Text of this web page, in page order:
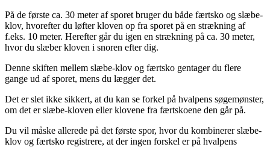
På de første ca. 30 meter af sporet bruger du både færtsko og slæbe-
klov, hvorefter du løfter kloven op fra sporet på en strækning af
f.eks. 10 meter. Herefter går du igen en strækning på ca. 30 meter,
hvor du slæber kloven i snoren efter dig.
Denne skiften mellem slæbe-klov og færtsko gentager du flere
gange ud af sporet, mens du lægger det.
Det er slet ikke sikkert, at du kan se forkel på hvalpens søgemønster,
om det er slæbe-kloven eller klovene fra færtskoene den går på.
Du vil måske allerede på det første spor, hvor du kombinerer slæbe-
klov og færtsko registrere, at der ingen forskel er på hvalpens